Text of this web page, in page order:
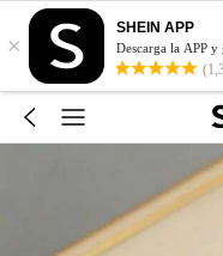
×
SHEIN APP
Descarga la APP y